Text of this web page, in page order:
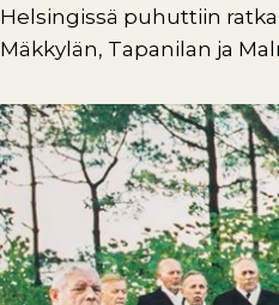
Helsingissä puhuttiin
Mäkkylän, Tapanilan ja